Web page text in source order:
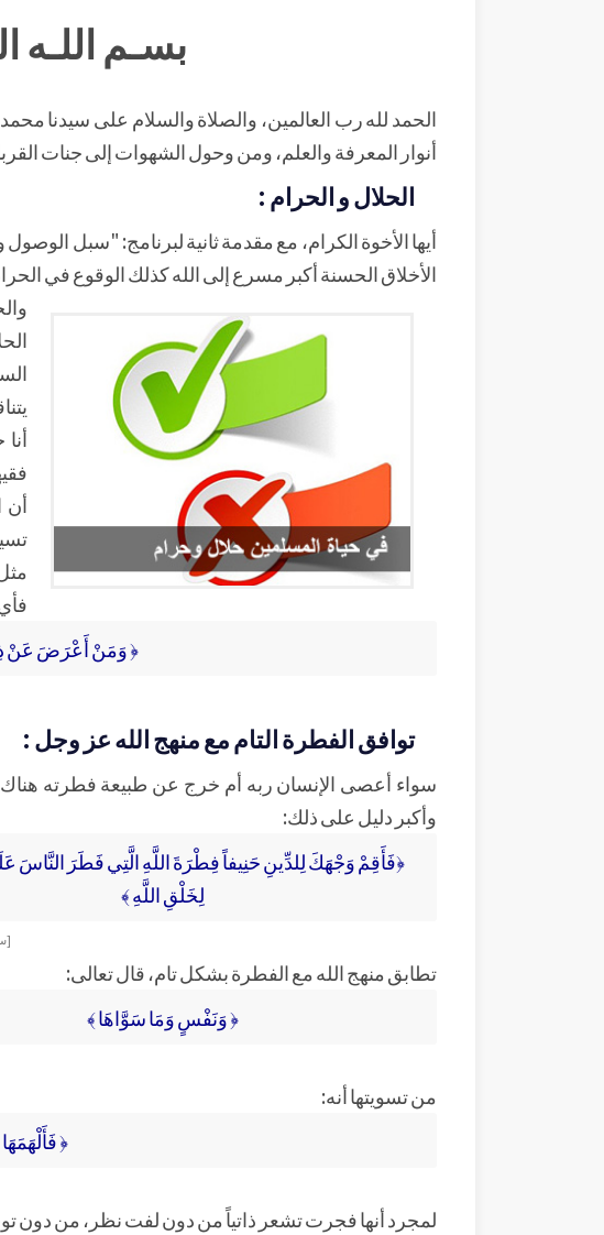
بسـم اللـه
الحمد لله رب العالمين، والصلاة والسلام على سيدنا
أنوار المعرفة والعلم، ومن وحول الشهوات إلى جنات
الحلال و الحرام :
أيها الأخوة الكرام، مع مقدمة ثانية لبرنامج: "سبل
الأخلاق الحسنة أكبر مسرع إلى الله كذلك الوقوع في
أن
﴿ وَمَنْ أَعْرَضَ عَنْ
توافق الفطرة التام مع منهج الله عز وجل :
سواء أعصى الإنسان ربه أم خرج عن طبيعة فطرته هناك
وأكبر دليل على ذلك:
﴿فَأَقِمْ وَجْهَكَ لِلدِّينِ حَنِيفاً فِطْرَةَ اللَّهِ الَّتِي فَطَرَ النَّاسَ
لِخَلْقِ اللَّهِ ﴾
[
تطابق منهج الله مع الفطرة بشكل تام، قال تعالى:
﴿ وَنَفْسٍ وَمَا سَوَّاهَا ﴾
من تسويتها أنه:
﴿
لمجرد أنها فجرت تشعر ذاتياً من دون لفت نظر، من دون